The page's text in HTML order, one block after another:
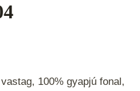
100% gyapjú fonal,